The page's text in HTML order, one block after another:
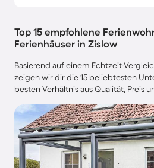
Top 15 empfohlene
Ferienhäuser in Zislow
Basierend auf einem Echtzeit-
zeigen wir dir die 15 beliebtesten
besten Verhältnis aus Qualität, Preis